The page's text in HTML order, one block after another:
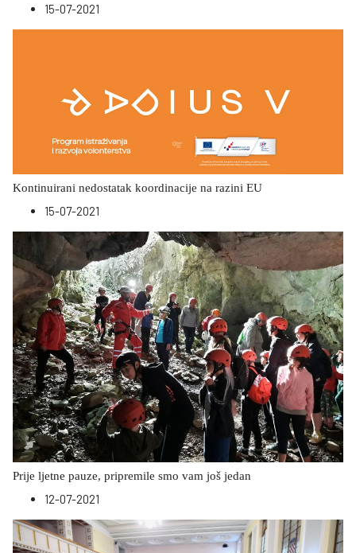
15-07-2021
Kontinuirani nedostatak koordinacije na razini EU
15-07-2021
Prije ljetne pauze, pripremile smo vam još jedan
12-07-2021